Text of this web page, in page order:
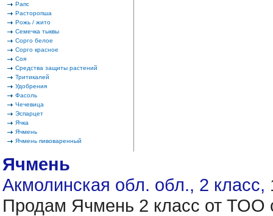
Рапс
Расторопша
Рожь / жито
Семечка тыквы
Сорго белое
Сорго красное
Соя
Средства защиты растений
Тритикалей
Удобрения
Фасоль
Чечевица
Эспарцет
Ячка
Ячмень
Ячмень пивоваренный
Ячмень
Акмолинская обл. обл., 2 класс,
Продам Ячмень 2 класс от ТОО